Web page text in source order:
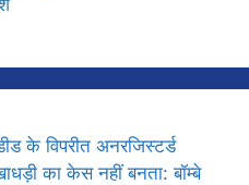
के विपरीत अनरजिस्टर्ड
का केस नहीं बनता: बॉम्बे